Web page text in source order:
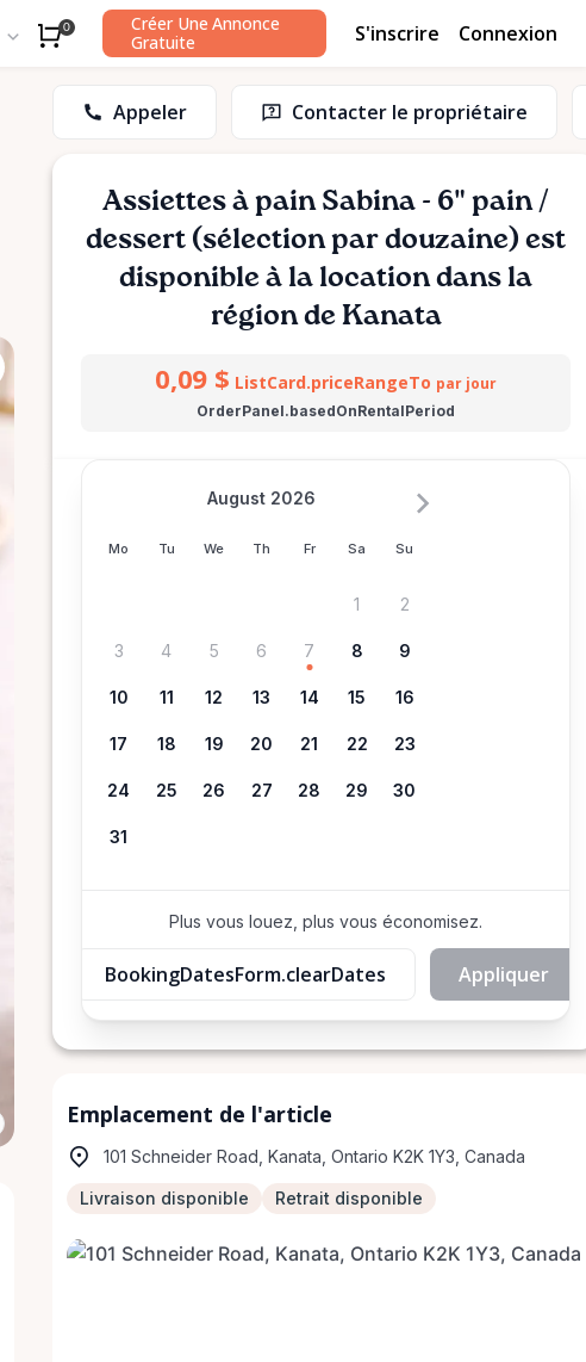
0
Créer Une Annonce
Gratuite
S'inscrire Connexion
Appeler Contacter le propriétaire
Assiettes à pain Sabina - 6" pain ​/​
dessert (sélection par douzaine) est
disponible à la location dans la
région de Kanata
0,09 $ ListCard.priceRangeTo par jour
OrderPanel.basedOnRentalPeriod
Mo Tu We Th Fr Sa Su
August 2026
1 2
3 4 5 6 7 8 9
10 11 12 13 14 15 16
17 18 19 20 21 22 23
24 25 26 27 28 29 30
31
Plus vous louez, plus vous économisez.
BookingDatesForm.clearDates Appliquer
Emplacement de l'article
101 Schneider Road, Kanata, Ontario K2K 1Y3, Canada
Livraison disponible Retrait disponible